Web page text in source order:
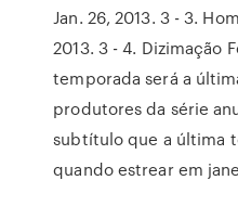
Jan. 26, 2013. 3 - 3.
2013. 3 - 4. Dizimação
temporada será a
produtores da série
subtítulo que a última
quando estrear em